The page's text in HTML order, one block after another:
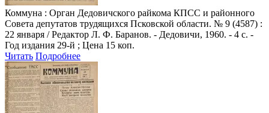
Коммуна : Орган Дедовичского райкома КПСС и районного
Совета депутатов трудящихся Псковской области. № 9 (4587) :
22 января / Редактор Л. Ф. Баранов. - Дедовичи, 1960. - 4 с. -
Год издания 29-й ; Цена 15 коп.
Читать Подробнее